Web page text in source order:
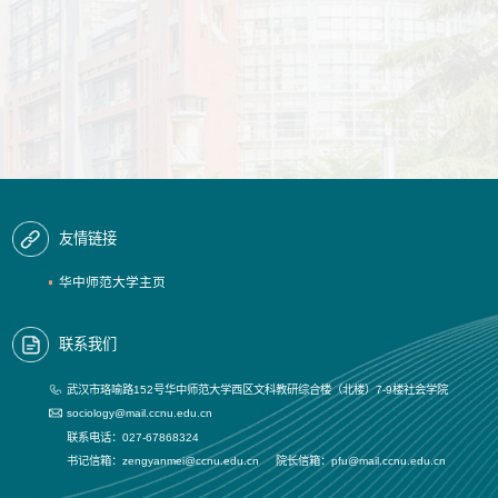
友情链接
华中师范大学主页
联系我们
武汉市珞喻路152号华中师范大学西区文科教研综合楼（北楼）7-9楼社会学院
sociology@mail.ccnu.edu.cn
联系电话：027-67868324
书记信箱：zengyanmei@ccnu.edu.cn 院长信箱：pfu@mail.ccnu.edu.cn